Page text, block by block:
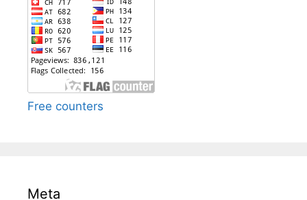
Free counters
Meta